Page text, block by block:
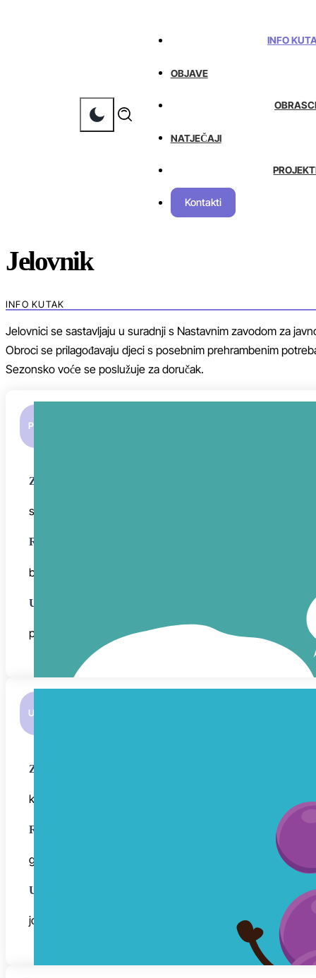
INFO
OBJAVE
OBRASCI
NATJEČAJI
Kontakti
Jelovnik
INFO KUTAK
Jelovnici se sastavljaju u suradnji s Nastavnim zavodom za
Obroci se prilagođavaju djeci s posebnim prehrambenim
Sezonsko voće se poslužuje za doručak.
PON • 03.08.
ZAJUTRAK
svinjska šunka u ovitku, kruh, čaj
RUČAK
batuda, kruh, mramorni kolač
UŽINA
puding
UTO • 04.08.
ZAJUTRAK
krem sir Vivis, kruh, čaj
RUČAK
gulaš s rižom, rajčice i krastavci
UŽINA
jogurt